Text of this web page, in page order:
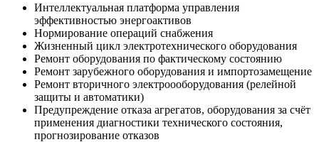
Интеллектуальная платформа управления
эффективностью энергоактивов
Нормирование операций снабжения
Жизненный цикл электротехнического оборудования
Ремонт оборудования по фактическому состоянию
Ремонт зарубежного оборудования и импортозамещение
Ремонт вторичного электроооборудования (релейной
защиты и автоматики)
Предупреждение отказа агрегатов, оборудования за счёт
применения диагностики технического состояния,
прогнозирование отказов